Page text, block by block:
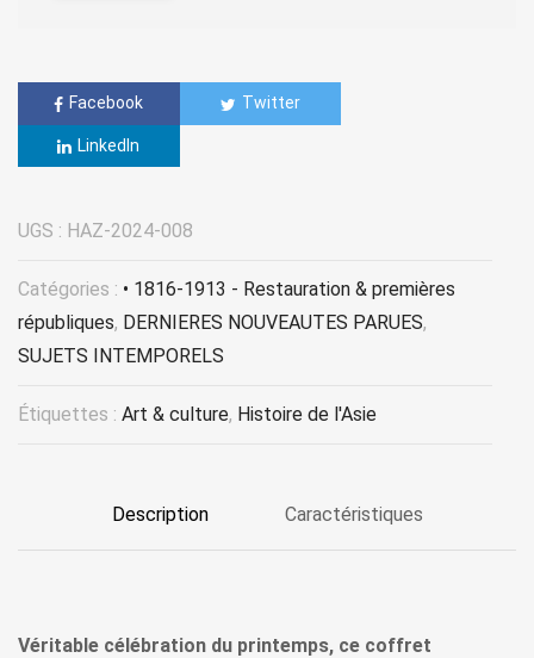
Facebook Twitter
LinkedIn
UGS : HAZ-2024-008
Catégories : • 1816-1913 - Restauration & premières
républiques, DERNIERES NOUVEAUTES PARUES,
SUJETS INTEMPORELS
Étiquettes : Art & culture, Histoire de l'Asie
Description Caractéristiques
Véritable célébration du printemps, ce coffret